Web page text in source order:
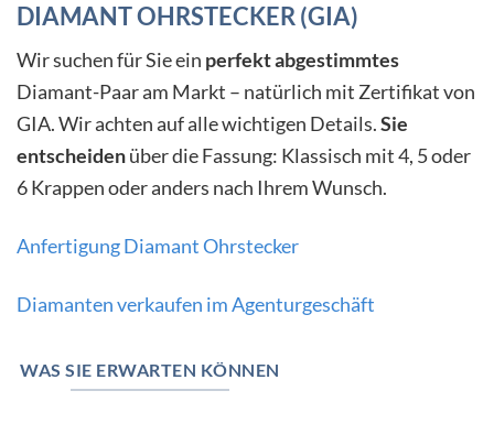
DIAMANT OHRSTECKER (GIA)
Wir suchen für Sie ein perfekt abgestimmtes
Diamant-Paar am Markt – natürlich mit Zertifikat von
GIA. Wir achten auf alle wichtigen Details.Sie
entscheidenüber die Fassung: Klassisch mit 4, 5 oder
6 Krappen oder anders nach Ihrem Wunsch.
Anfertigung Diamant Ohrstecker
Diamanten verkaufen im Agenturgeschäft
WAS SIE ERWARTEN KÖNNEN